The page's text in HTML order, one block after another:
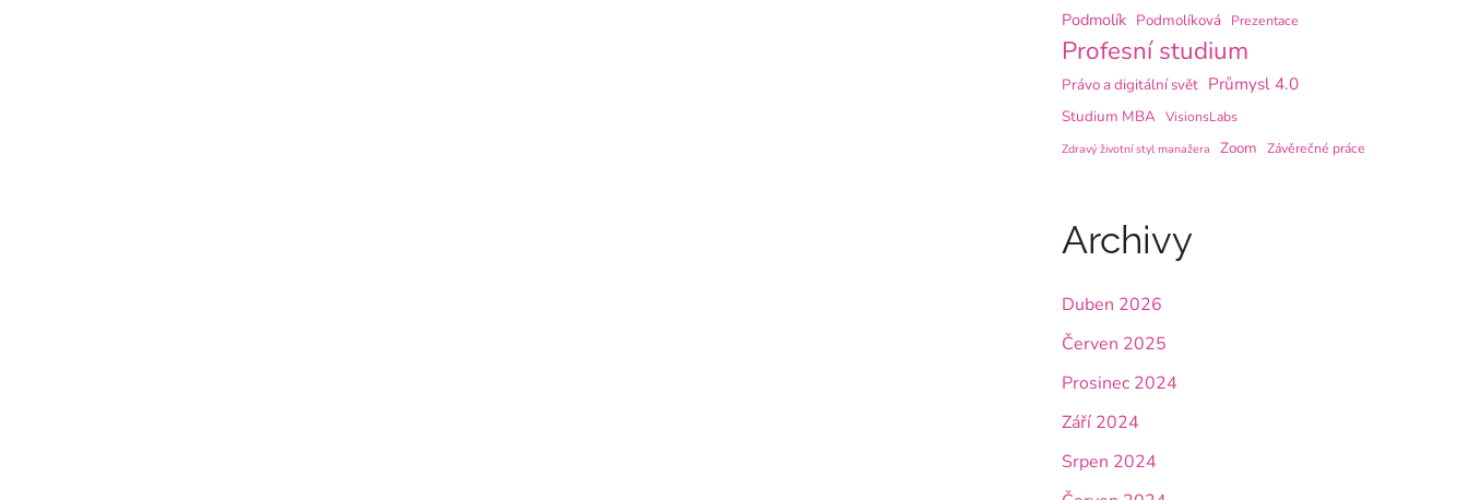
Podmolík Podmolíková Prezentace
Profesní studium
Právo a digitální svět Průmysl 4.0
Studium MBA VisionsLabs
Zdravý životní styl manažera Zoom Závěrečné práce
Archivy
Duben 2026
Červen 2025
Prosinec 2024
Září 2024
Srpen 2024